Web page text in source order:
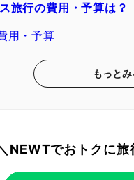
行の費用・予算は？
用・予算
もっとみ
NEWTでおトクに